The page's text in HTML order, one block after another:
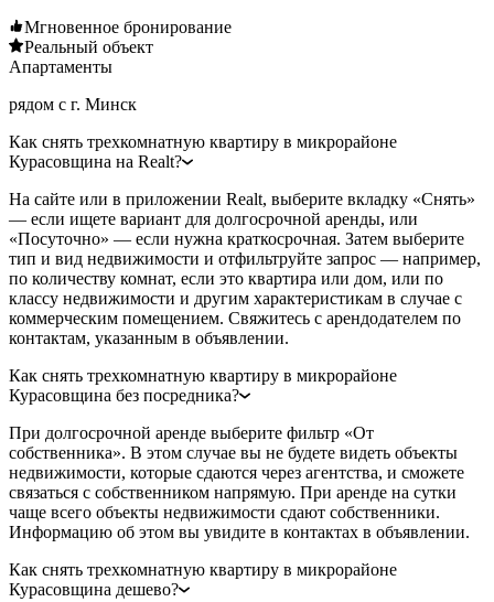
Мгновенное бронирование
Реальный объект
Апартаменты
рядом с г. Минск
Как снять трехкомнатную квартиру в микрорайоне
Курасовщина на Realt?
На сайте или в приложении Realt, выберите вкладку «Снять»
— если ищете вариант для долгосрочной аренды, или
«Посуточно» — если нужна краткосрочная. Затем выберите
тип и вид недвижимости и отфильтруйте запрос — например,
по количеству комнат, если это квартира или дом, или по
классу недвижимости и другим характеристикам в случае с
коммерческим помещением. Свяжитесь с арендодателем по
контактам, указанным в объявлении.
Как снять трехкомнатную квартиру в микрорайоне
Курасовщина без посредника?
При долгосрочной аренде выберите фильтр «От
собственника». В этом случае вы не будете видеть объекты
недвижимости, которые сдаются через агентства, и сможете
связаться с собственником напрямую. При аренде на сутки
чаще всего объекты недвижимости сдают собственники.
Информацию об этом вы увидите в контактах в объявлении.
Как снять трехкомнатную квартиру в микрорайоне
Курасовщина дешево?